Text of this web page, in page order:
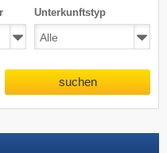
Unterkunftstyp
suchen